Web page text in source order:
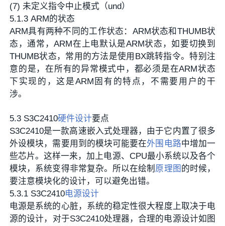
(7) 未定义指令中止模式（und）
5.1.3 ARM的状态
ARM具有两种不同的工作状态：ARM状态和THUMB状
态，通常，ARM在上电默认是ARM状态，如要切换到
THUMB状态，常用的方法是使用BX跳转指令。特别注
意的是，在所有的异常模式中，都必须是在ARM状态
下实现的，这是ARM固有的特点，不需要用户的干
涉。
5.3 S3C2410硬件设计要点
S3C2410是一款高速嵌入式处理器，由于它内置了很多
外设模块，需要用到的模块可能要在外围电路中增加一
些芯片。这样一来，加上电源、CPU最小系统以及各个
模块，系统变得非常复杂。所以在绘制 原理图 的时候，
要注意模块化的设计，可以避免出错。
5.3.1 S3C2410电源设计
电源是系统的心脏，系统的稳定性很大程度上取决于电
源的设计，对于S3C2410处理器，合理的电源设计如图